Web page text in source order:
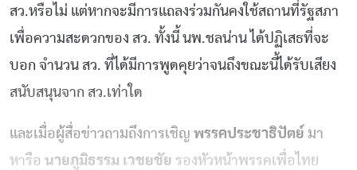
สว.หรือไม่ แต่หากจะมีการแถลงร่วมกันคงใช้สถานที่รัฐสภา
เพื่อความสะดวกของ สว. ทั้งนี้ นพ.ชลน่าน ได้ปฏิเสธที่จะ
บอก จำนวน สว. ที่ได้มีการพูดคุยว่าจนถึงขณะนี้ได้รับเสียง
สนับสนุนจาก สว.เท่าใด
และเมื่อผู้สื่อข่าวถามถึงการเชิญ พรรคประชาธิปัตย์ มา
หารือ นายภูมิธรรม เวชยชัย รองหัวหน้าพรรคเพื่อไทย